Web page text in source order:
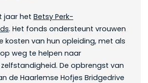
jaar het Betsy Perk-
. Het fonds ondersteunt vrouwen
kosten van hun opleiding, met als
weg te helpen naar
De opbrengst van
de Haarlemse Hofjes Bridgedrive